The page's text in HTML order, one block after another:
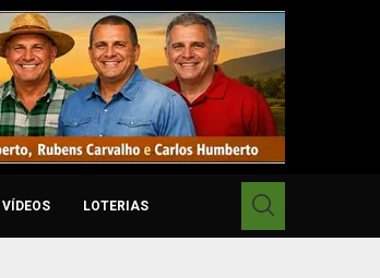
VÍDEOS LOTERIAS